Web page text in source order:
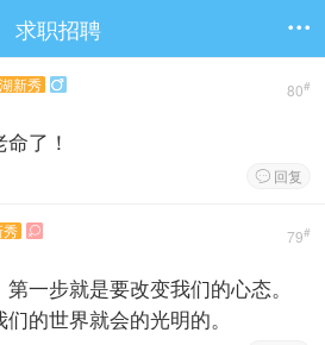
求职招聘 
80#
新秀 
了！
 回复
79#
秀 
一步就是要改变我们的心态。
的世界就会的光明的。